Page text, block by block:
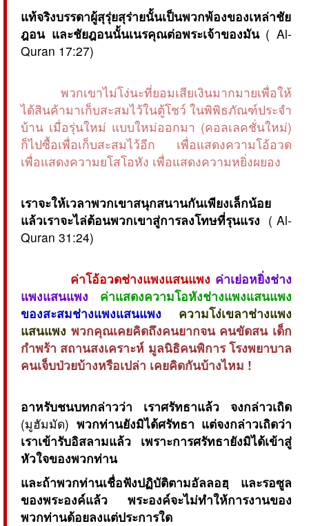
แท้จริงบรรดาผู้สุรุ่ยสุร่ายนั้นเป็นพวกพ้องของเหล่าชัย
ฎอน และชัยฎอนนั้นเนรคุณต่อพระเจ้าของมัน( Al-
Quran 17:27)
พวกเขาไม่โง่นะที่ยอมเสียเงินมากมายเพื่อให้
ได้สินค้ามาเก็บสะสมไว้ในตู้โชว์ ในพิพิธภัณฑ์ประจำ
บ้าน เมื่อรุ่นใหม่ แบบใหม่ออกมา (คอลเลคชั่นใหม่)
ก็ไปซื้อเพื่อเก็บสะสมไว้อีก เพื่อแสดงความโอ้อวด
เพื่อแสดงความยโสโอหัง เพื่อแสดงความหยิ่งผยอง
เราจะให้เวลาพวกเขาสนุกสนานกันเพียงเล็กน้อย
แล้วเราจะไล่ต้อนพวกเขาสู่การลงโทษที่รุนแรง ( Al-
Quran 31:24)
ค่าโอ้อวดช่างแพงแสนแพง ค่าเย่อหยิ่งช่าง
แพงแสนแพง
ค่าแสดงความโอหังช่างแพงแสนแพง
ของสะสมช่างแพงแสนแพง
ความโง่เขลาช่างแพง
แสนแพง พวกคุณเคยคิดถึงคนยากจน คนขัดสน เด็ก
กำพร้า สถานสงเคราะห์ มูลนิธิคนพิการ โรงพยาบาล
คนเจ็บป่วยบ้างหรือเปล่า เคยคิดกันบ้างไหม !
อาหรับชนบทกล่าวว่า เราศรัทธาแล้ว จงกล่าวเถิด
(มูฮัมมัด) พวกท่านยังมิได้ศรัทธา แต่จงกล่าวเถิดว่า
เราเข้ารับอิสลามแล้ว เพราะการศรัทธายังมิได้เข้าสู่
หัวใจของพวกท่าน
และถ้าพวกท่านเชื่อฟังปฏิบัติตามอัลลอฮฺ และรอซูล
ของพระองค์แล้ว พระองค์จะไม่ทำให้การงานของ
พวกท่านด้อยลงแต่ประการใด